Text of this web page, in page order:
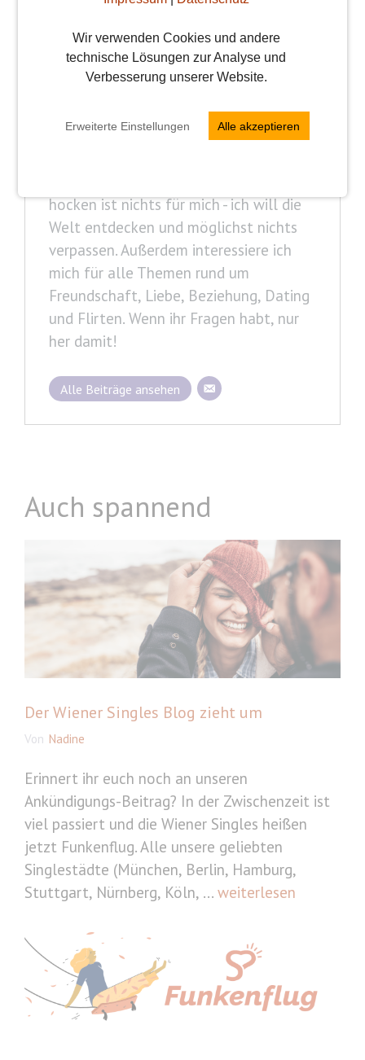
Wir verwenden Cookies und andere
technische Lösungen zur Analyse und
Verbesserung unserer Website.
Erweiterte Einstellungen Alle akzeptieren
Vroni
Ich bin Vroni, 34 Jahre alt, gehe
leidenschaftlich gerne essen und
probiere auch gerne mal neue
hocken ist nichts für mich - ich will die
Welt entdecken und möglichst nichts
verpassen. Außerdem interessiere ich
mich für alle Themen rund um
Freundschaft, Liebe, Beziehung, Dating
und Flirten. Wenn ihr Fragen habt, nur
her damit!
Alle Beiträge ansehen
Auch spannend
Der Wiener Singles Blog zieht um
Von Nadine
Erinnert ihr euch noch an unseren
Ankündigungs-Beitrag? In der Zwischenzeit ist
viel passiert und die Wiener Singles heißen
jetzt Funkenflug. Alle unsere geliebten
Singlestädte (München, Berlin, Hamburg,
Stuttgart, Nürnberg, Köln, ... weiterlesen